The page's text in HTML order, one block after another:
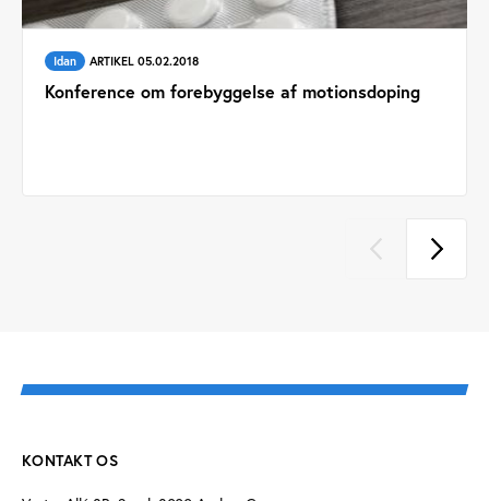
Idan ARTIKEL 05.02.2018
Konference om forebyggelse af motionsdoping
KONTAKT OS